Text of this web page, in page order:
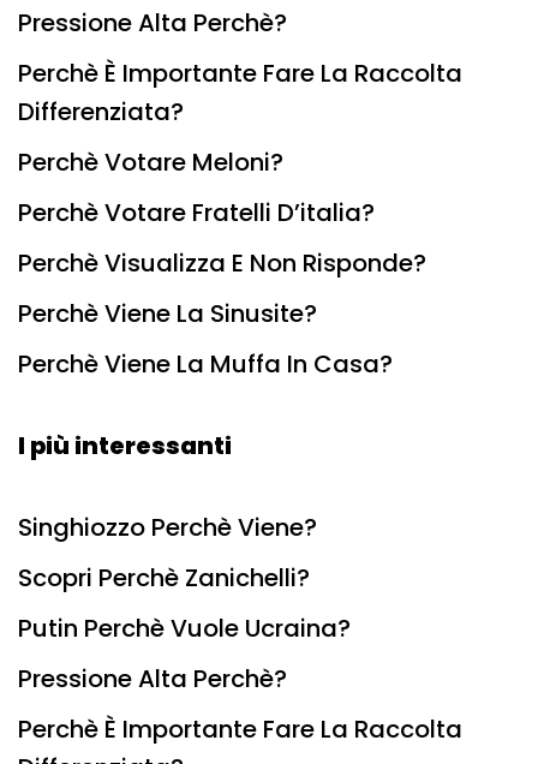
Pressione Alta Perchè?
Perchè È Importante Fare La Raccolta
Differenziata?
Perchè Votare Meloni?
Perchè Votare Fratelli D’italia?
Perchè Visualizza E Non Risponde?
Perchè Viene La Sinusite?
Perchè Viene La Muffa In Casa?
I più interessanti
Singhiozzo Perchè Viene?
Scopri Perchè Zanichelli?
Putin Perchè Vuole Ucraina?
Pressione Alta Perchè?
Perchè È Importante Fare La Raccolta